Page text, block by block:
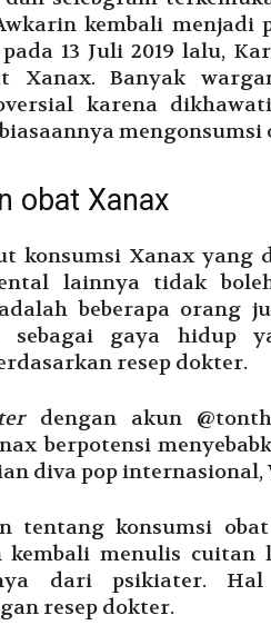
kembali menjadi
13 Juli 2019 lalu,
Xanax. Banyak
karena
mengonsumsi
obat Xanax
konsumsi Xanax
lainnya tidak
beberapa orang
sebagai gaya hidup
resep dokter.
dengan akun
berpotensi
diva pop
tentang konsumsi
kembali menulis cuitan
dari psikiater.
resep dokter.